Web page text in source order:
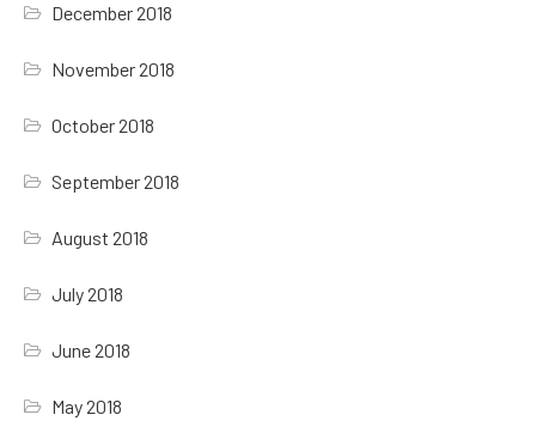
December 2018
November 2018
October 2018
September 2018
August 2018
July 2018
June 2018
May 2018